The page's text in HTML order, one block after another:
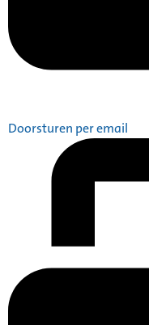
Doorsturen per email